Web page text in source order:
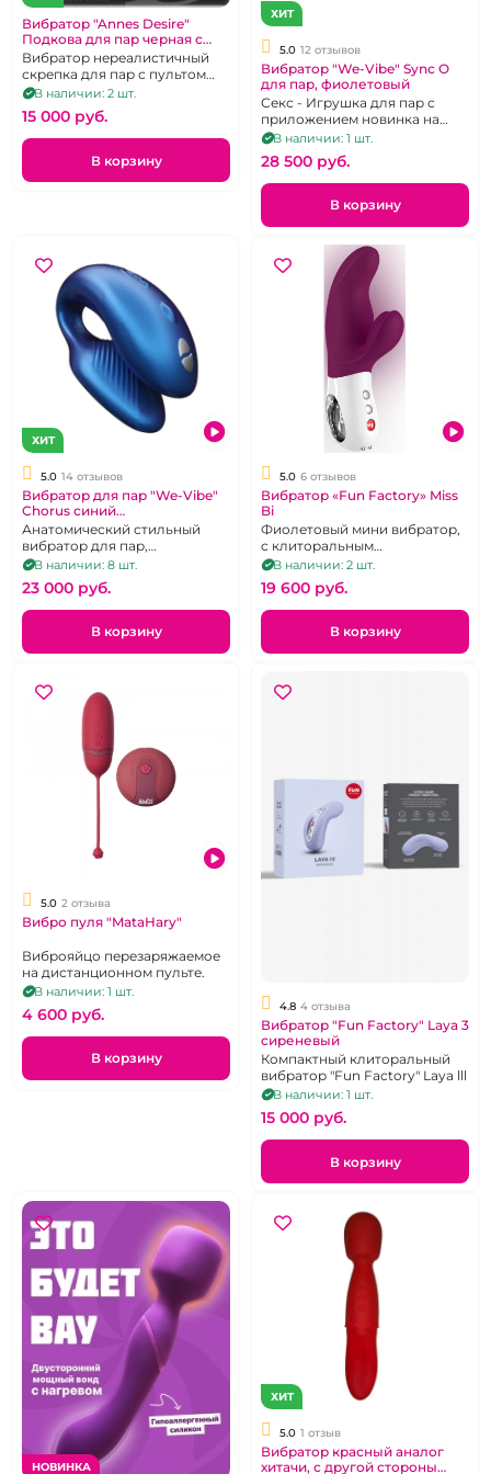
Вибратор "Annes Desire"
Подкова для пар черная с
браслетом
Вибратор нереалистичный
скрепка для пар с пультом
управления - наручными
"часами"
В наличии: 2 шт.
15 000 pуб.
В корзину
ХИТ
5.0 12 отзывов
Вибратор "We-Vibe" Sync O
для пар, фиолетовый
Секс - Игрушка для пар с
приложением новинка на
2025 год
В наличии: 1 шт.
28 500 pуб.
В корзину
ХИТ
5.0 14 отзывов
Вибратор для пар "We-Vibe"
Chorus синий
перезаряжемый
Анатомический стильный
вибратор для пар,
управляемый с приложения и
В наличии: 8 шт.
23 000 pуб.
В корзину
5.0 6 отзывов
Вибратор «Fun Factory» Miss
Bi
Фиолетовый мини вибратор,
с клиторальным
стимулятором,
перезаряжаемый
В наличии: 2 шт.
19 600 pуб.
В корзину
5.0 2 отзыва
Вибро пуля "MataHary"
Виброяйцо перезаряжаемое
на дистанционном пульте.
В наличии: 1 шт.
4 600 pуб.
В корзину
4.8 4 отзыва
Вибратор "Fun Factory" Laya 3
сиреневый
Компактный клиторальный
вибратор "Fun Factory" Laya lll
В наличии: 1 шт.
15 000 pуб.
В корзину
НОВИНКА
ХИТ
5.0 1 отзыв
Вибратор красный аналог
хитачи, с другой стороны